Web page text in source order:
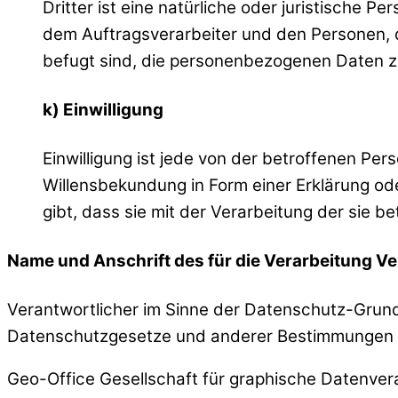
Dritter ist eine natürliche oder juristische
dem Auftragsverarbeiter und den
befugt sind, die personenbezogenen Daten
k) Einwilligung
Einwilligung ist jede von der betroffenen
Willensbekundung in Form einer Erklärung
gibt, dass sie mit der Verarbeitung der sie
Name und Anschrift des für die Verarbeitung
Verantwortlicher im Sinne der Datenschutz-
Datenschutzgesetze und anderer
Geo-Office Gesellschaft für graphische